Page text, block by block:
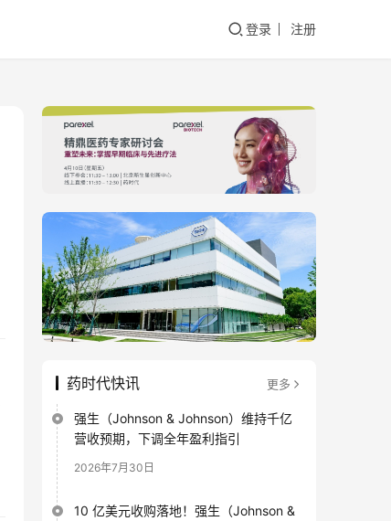
登录 注册
药时代快讯 更多
强生（Johnson & Johnson）维持千亿
营收预期，下调全年盈利指引
2026年7月30日
10 亿美元收购落地！强生（Johnson &